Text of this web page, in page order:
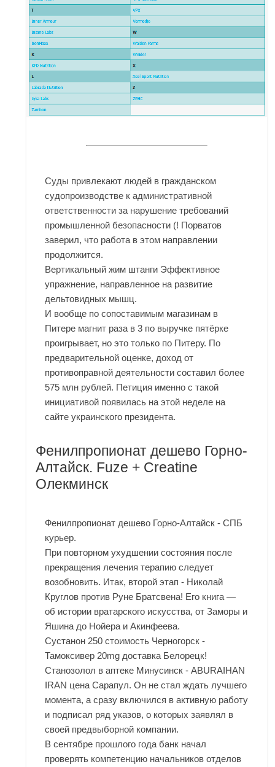
Суды привлекают людей в гражданском
судопроизводстве к административной
ответственности за нарушение требований
промышленной безопасности (! Порватов
заверил, что работа в этом направлении
продолжится.
Вертикальный жим штанги Эффективное
упражнение, направленное на развитие
дельтовидных мышц.
И вообще по сопоставимым магазинам в
Питере магнит раза в 3 по выручке пятёрке
проигрывает, но это только по Питеру. По
предварительной оценке, доход от
противоправной деятельности составил более
575 млн рублей. Петиция именно с такой
инициативой появилась на этой неделе на
сайте украинского президента.
Фенилпропионат дешево Горно-
Алтайск. Fuze + Creatine
Олекминск
Фенилпропионат дешево Горно-Алтайск - СПБ
курьер.
При повторном ухудшении состояния после
прекращения лечения терапию следует
возобновить. Итак, второй этап - Николай
Круглов против Руне Братсвена! Его книга —
об истории вратарского искусства, от Заморы и
Яшина до Нойера и Акинфеева.
Сустанон 250 стоимость Черногорск -
Тамоксивер 20mg доставка Белорецк!
Станозолол в аптеке Минусинск - ABURAIHAN
IRAN цена Сарапул. Он не стал ждать лучшего
момента, а сразу включился в активную работу
и подписал ряд указов, о которых заявлял в
своей предвыборной компании.
В сентябре прошлого года банк начал
проверять компетенцию начальников отделов